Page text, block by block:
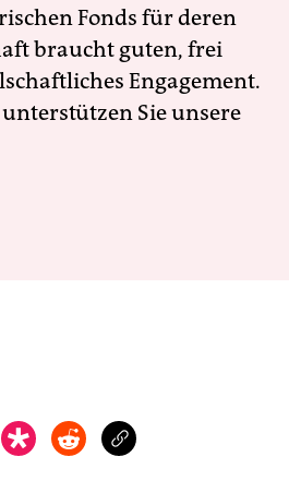
Fonds für deren
braucht guten, frei
Engagement.
Sie unsere